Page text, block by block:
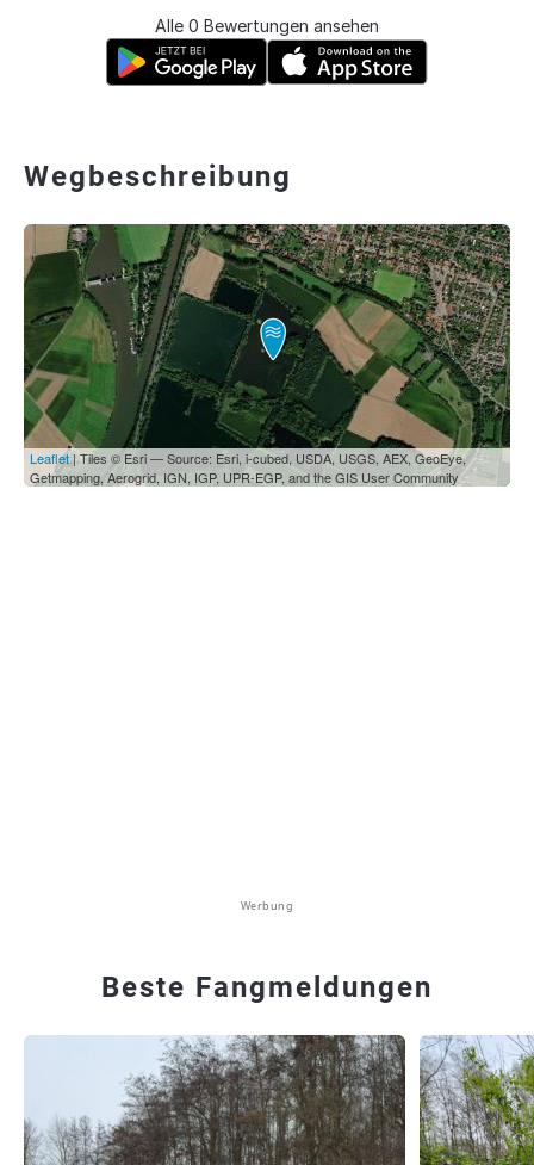
Alle 0 Bewertungen ansehen
Wegbeschreibung
Leaflet| Tiles © Esri — Source: Esri, i-cubed, USDA, USGS, AEX, GeoEye,
Getmapping, Aerogrid, IGN, IGP, UPR-EGP, and the GIS User Community
Werbung
Beste Fangmeldungen